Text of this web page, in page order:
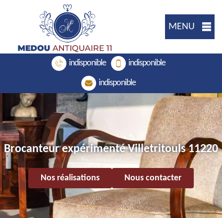
MENU
indisponible indisponible
indisponible
Brocanteur expérimenté Villetritouls 11220
Nos réalisations Nous contacter